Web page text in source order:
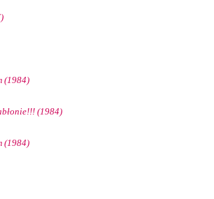
(1984)
(1984)
(1984)